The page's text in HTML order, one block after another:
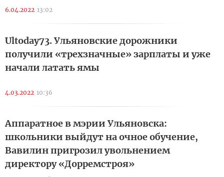
6.04.2022 13:02
Ultoday73. Ульяновские дорожники
получили «трехзначные» зарплаты и уже
начали латать ямы
4.03.2022 10:36
Аппаратное в мэрии Ульяновска:
школьники выйдут на очное обучение,
Вавилин пригрозил увольнением
директору «Дорремстроя»